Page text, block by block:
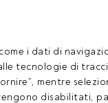
i dati di
tecnologie di
mentre
disabilitati,